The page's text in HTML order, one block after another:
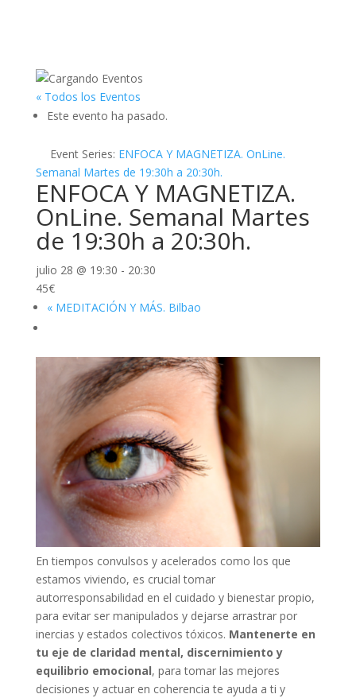
« Todos los Eventos
Este evento ha pasado.
Event Series: ENFOCA Y MAGNETIZA. OnLine.
Semanal Martes de 19:30h a 20:30h.
ENFOCA Y MAGNETIZA.
OnLine. Semanal Martes
de 19:30h a 20:30h.
julio 28 @ 19:30 - 20:30
45€
«MEDITACIÓN Y MÁS. Bilbao
En tiempos convulsos y acelerados como los que
estamos viviendo, es crucial tomar
autorresponsabilidad en el cuidado y bienestar propio,
para evitar ser manipulados y dejarse arrastrar por
inercias y estados colectivos tóxicos. Mantenerte en
tu eje de claridad mental, discernimiento y
equilibrio emocional, para tomar las mejores
decisiones y actuar en coherencia te ayuda a ti y